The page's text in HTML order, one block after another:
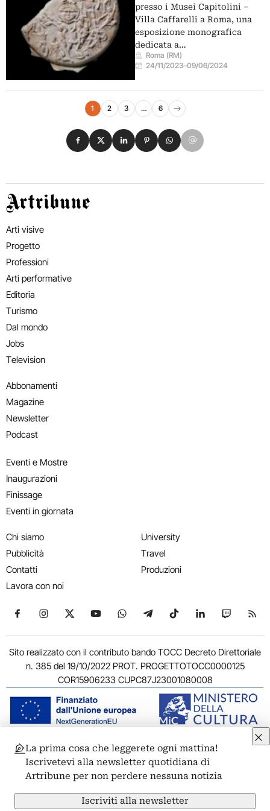
presso i Musei Capitolini –
Villa Caffarelli a Roma, una
esposizione monografica
dedicata a…
Roma (RM)
24/11/2023–09/06/2024
Navigazione eventi
1 2 3 … 6
Pagina successiva
Condividi su Facebook
Condividi su X
Condividi su LinkedIn
Condividi su Pinterest
Condividi su WhatsApp
Condividi su Email
Artribune
Arti visive
Progetto
Professioni
Arti performative
Editoria
Turismo
Dal mondo
Jobs
Television
Abbonamenti
Magazine
Newsletter
Podcast
Eventi e Mostre
Inaugurazioni
Finissage
Eventi in giornata
Chi siamo
Pubblicità
Contatti
Lavora con noi
University
Travel
Produzioni
Seguici su Facebook
Seguici su Instagram
Seguici su X
Seguici su YouTube
Seguici su WhatsApp
Seguici su Telegram
Seguici su TikTok
Seguici su
Seguici
Sito realizzato con il contributo bando TOCC Decreto Direttoriale
n. 385 del 19/10/2022 PROT. PROGETTOTOCC0000125
COR15906233 CUPC87J23001080008
© 2011-2026 ARTRIBUNE srl – Corso Vittorio Emanuele II, 287 –
00186 Roma - P.I. 11381581005
Privacy: Responsabile della protezione dei dati personali
ARTRIBUNE srl – Corso Vittorio Emanuele II, 287 – 00186 Roma
Termini e condizioniPrivacy PolicyCookie PolicyCredits
La prima cosa che leggerete ogni mattina!
Iscrivetevi alla newsletter quotidiana di
Artribune per non perdere nessuna notizia
Iscriviti alla newsletter